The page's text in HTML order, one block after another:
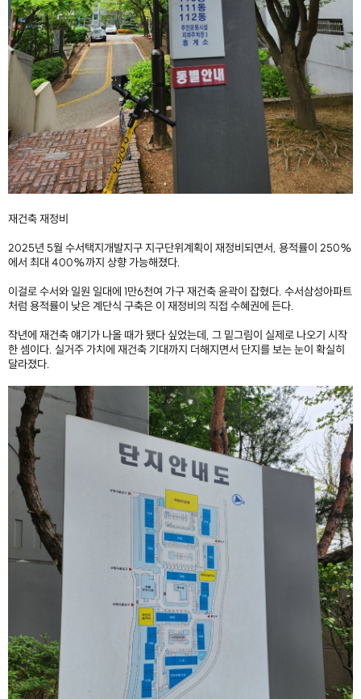
재건축 재정비
2025년 5월 수서택지개발지구 지구단위계획이 재정비되면서, 용적률이 250%
에서 최대 400%까지 상향 가능해졌다.
이걸로 수서와 일원 일대에 1만6천여 가구 재건축 윤곽이 잡혔다. 수서삼성아파트
처럼 용적률이 낮은 계단식 구축은 이 재정비의 직접 수혜권에 든다.
작년에 재건축 얘기가 나올 때가 됐다 싶었는데, 그 밑그림이 실제로 나오기 시작
한 셈이다. 실거주 가치에 재건축 기대까지 더해지면서 단지를 보는 눈이 확실히
달라졌다.